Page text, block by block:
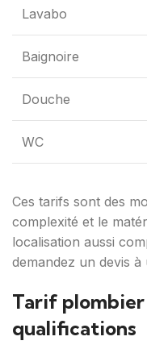
Lavabo
Baignoire
Douche
WC
Ces tarifs sont des
complexité et le
localisation aussi
demandez un devis à
Tarif
qualifications